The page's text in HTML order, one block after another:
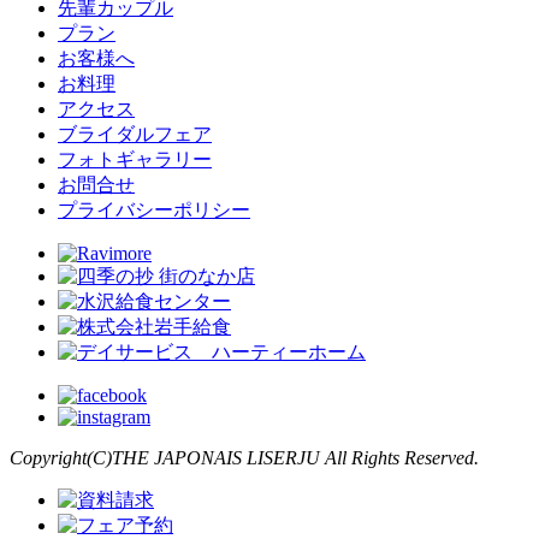
先輩カップル
プラン
お客様へ
お料理
アクセス
ブライダルフェア
フォトギャラリー
お問合せ
プライバシーポリシー
Copyright(C)THE JAPONAIS LISERJU All Rights Reserved.